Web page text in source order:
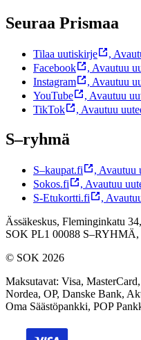
Seuraa Prismaa
Tilaa uutiskirje ,
Facebook
, Avautuu
Instagram
, Avautuu
YouTube
, Avautuu
TikTok
, Avautuu
S–ryhmä
S–kaupat.fi , Avautuu
Sokos.fi
, Avautuu
S-Etukortti.fi
,
Ässäkeskus, Fleminginkatu
SOK PL1 00088 S–RYHMÄ,
© SOK 2026
Maksutavat: Visa,
Nordea, OP, Danske Bank,
Oma Säästöpankki, POP